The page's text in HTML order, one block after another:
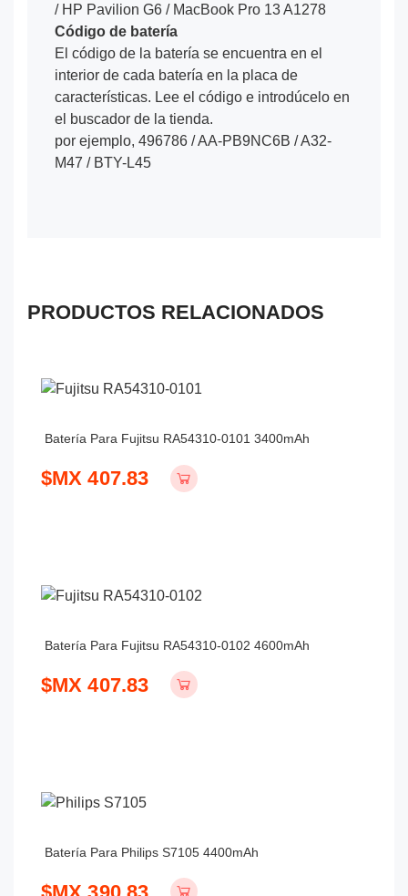
/ HP Pavilion G6 / MacBook Pro 13 A1278
Código de batería
El código de la batería se encuentra en el
interior de cada batería en la placa de
características. Lee el código e introdúcelo en
el buscador de la tienda.
por ejemplo, 496786 / AA-PB9NC6B / A32-
M47 / BTY-L45
PRODUCTOS RELACIONADOS
Batería Para Fujitsu RA54310-0101 3400mAh
$MX 407.83
Batería Para Fujitsu RA54310-0102 4600mAh
$MX 407.83
Batería Para Philips S7105 4400mAh